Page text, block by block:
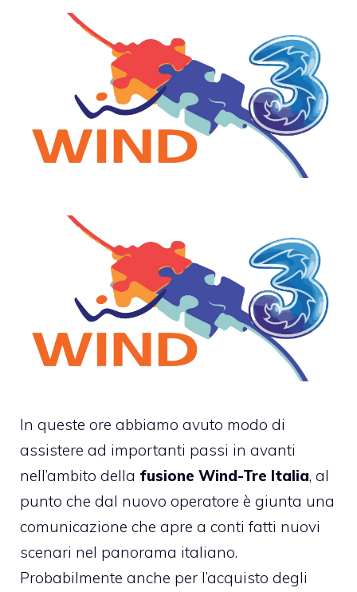
In queste ore abbiamo avuto modo di
assistere ad importanti passi in avanti
nell’ambito della fusione Wind-Tre Italia, al
punto che dal nuovo operatore è giunta una
comunicazione che apre a conti fatti nuovi
scenari nel panorama italiano.
Probabilmente anche per l’acquisto degli